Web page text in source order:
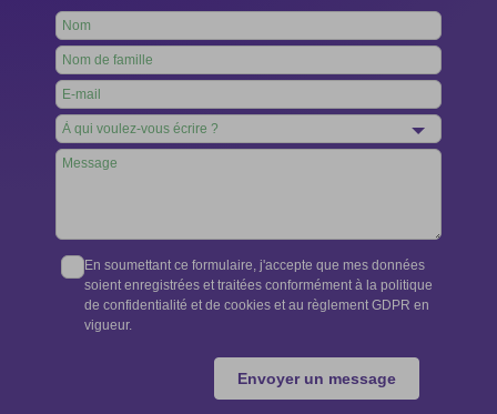
Leave
this
field
blank
En soumettant ce formulaire, j'accepte que mes données
soient enregistrées et traitées conformément à la politique
de confidentialité et de cookies et au règlement GDPR en
vigueur.
Envoyer un message